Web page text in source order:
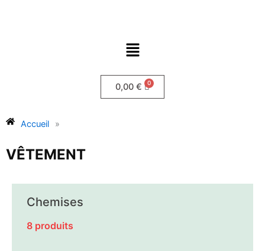
Menu
0,00 €
Accueil »
VÊTEMENT
Chemises
8 produits